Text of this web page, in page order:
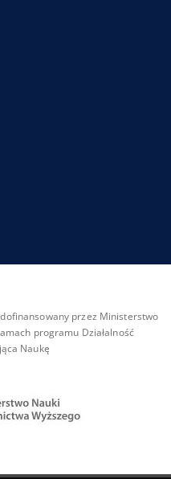
przez Ministerstwo
programu Działalność
Naukę